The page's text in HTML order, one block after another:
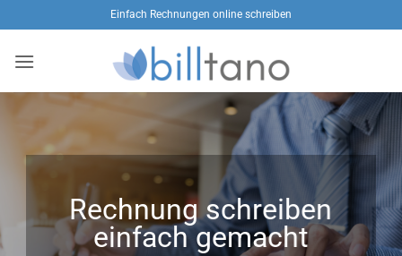
Inhalt
springen
Einfach Rechnungen online schreiben
Rechnung schreiben
einfach gemacht